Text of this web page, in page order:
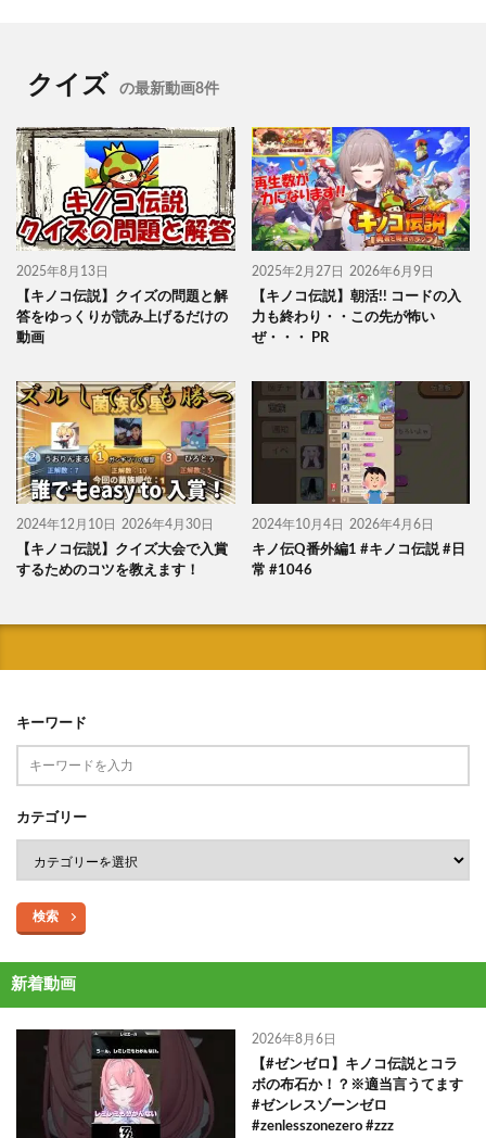
クイズ の最新動画8件
2025年8月13日
【キノコ伝説】クイズの問題と解
答をゆっくりが読み上げるだけの
動画
2025年2月27日 2026年6月9日
【キノコ伝説】朝活!! コードの入
力も終わり・・この先が怖い
ぜ・・・ PR
2024年12月10日 2026年4月30日
【キノコ伝説】クイズ大会で入賞
するためのコツを教えます！
2024年10月4日 2026年4月6日
キノ伝Q番外編1 #キノコ伝説 #日
常 #1046
キーワード
カテゴリー
検索
新着動画
2026年8月6日
【#ゼンゼロ】キノコ伝説とコラ
ボの布石か！？※適当言うてます
#ゼンレスゾーンゼロ
#zenlesszonezero #zzz